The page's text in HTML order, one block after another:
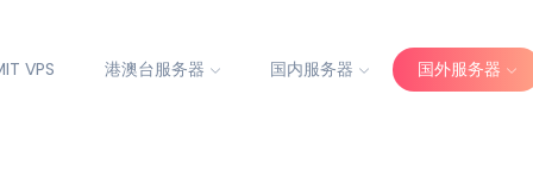
VPS 港澳台服务器 国内服务器 国外服务器